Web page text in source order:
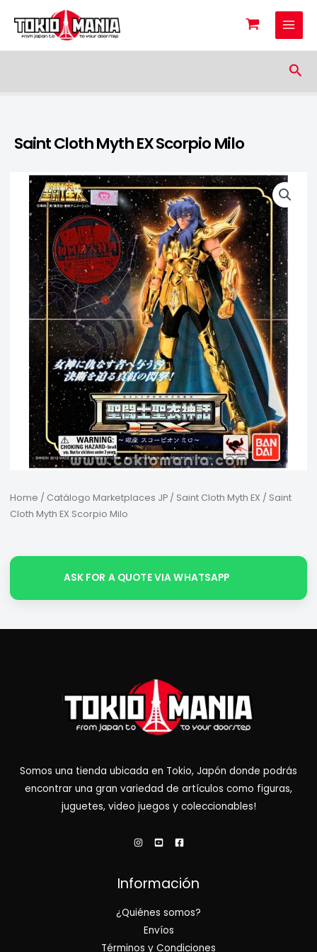
Skip to content
Saint Cloth Myth EX Scorpio Milo
Home / Catálogo Marketplaces JP/ Saint Cloth Myth EX / Saint
Cloth Myth EX Scorpio Milo
ASK FOR A QUOTE VIA WHATSAPP
Somos una tienda ubicada en Tokio, Japón donde podrás
encontrar una gran variedad de artículos como figuras,
juguetes, video juegos y coleccionables!
Información
¿Quiénes somos?
Envíos
Términos y Condiciones